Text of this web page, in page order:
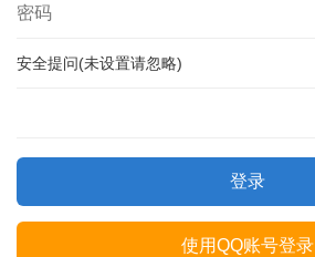
安全提问(未设置请忽略)
登录
使用QQ账号登录